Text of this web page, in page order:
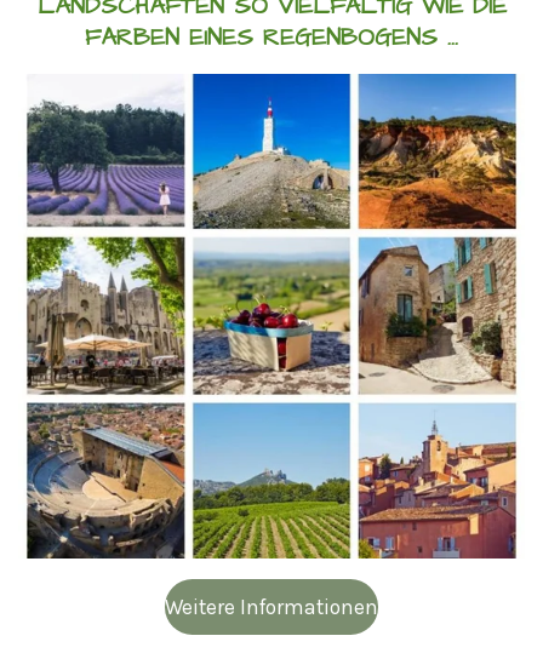
FARBEN EINES REGENBOGENS ...
Weitere Informationen